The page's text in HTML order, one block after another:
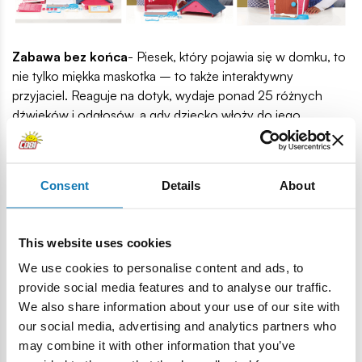
Consent Details About
This website uses cookies
We use cookies to personalise content and ads, to
provide social media features and to analyse our traffic.
We also share information about your use of our site with
our social media, advertising and analytics partners who
may combine it with other information that you’ve
Zabawa bez końca- Piesek, który pojawia się w domku, to
nie tylko miękka maskotka – to także interaktywny
przyjaciel. Reaguje na dotyk, wydaje ponad 25 różnych
dźwięków i odgłosów, a gdy dziecko włoży do jego
pyszczka dołączoną kość, zaczyna ją "żuć", wydając
realistyczne dźwięki jak prawdziwy piesek.
Ten zestaw to coś więcej niż zabawka – to przygoda, w
której dziecko może budować, tworzyć, odkrywać i